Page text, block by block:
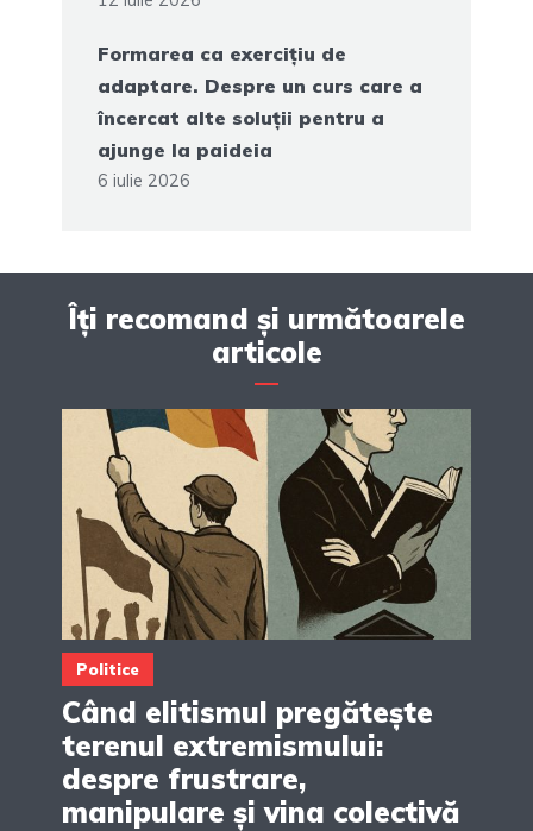
Formarea ca exercițiu de
adaptare. Despre un curs care a
încercat alte soluții pentru a
ajunge la paideia
6 iulie 2026
Îți recomand și următoarele
articole
Politice
Când elitismul pregătește
terenul extremismului:
despre frustrare,
manipulare și vina colectivă